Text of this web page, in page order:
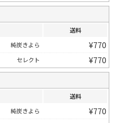
送料
純炭きよら
¥770
セレクト ¥770
送料
純炭きよら
¥770